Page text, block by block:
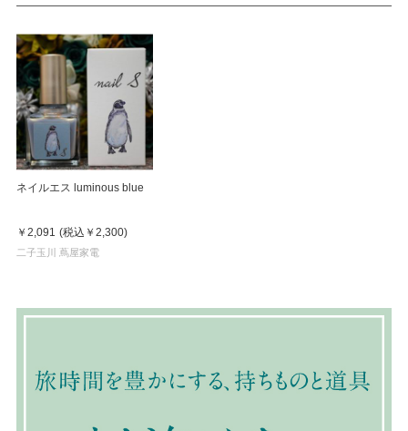
ネイルエス luminous blue
￥2,091 (税込 ￥2,300)
二子玉川 蔦屋家電